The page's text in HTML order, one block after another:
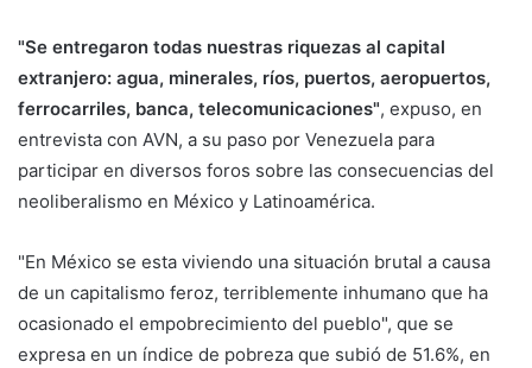
"Se entregaron todas nuestras riquezas al capital
extranjero: agua, minerales, ríos, puertos, aeropuertos,
ferrocarriles, banca, telecomunicaciones", expuso, en
entrevista con AVN, a su paso por Venezuela para
participar en diversos foros sobre las consecuencias del
neoliberalismo en México y Latinoamérica.
"En México se esta viviendo una situación brutal a causa
de un capitalismo feroz, terriblemente inhumano que ha
ocasionado el empobrecimiento del pueblo", que se
expresa en un índice de pobreza que subió de 51.6%, en